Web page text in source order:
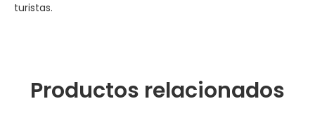
turistas.
Productos relacionados